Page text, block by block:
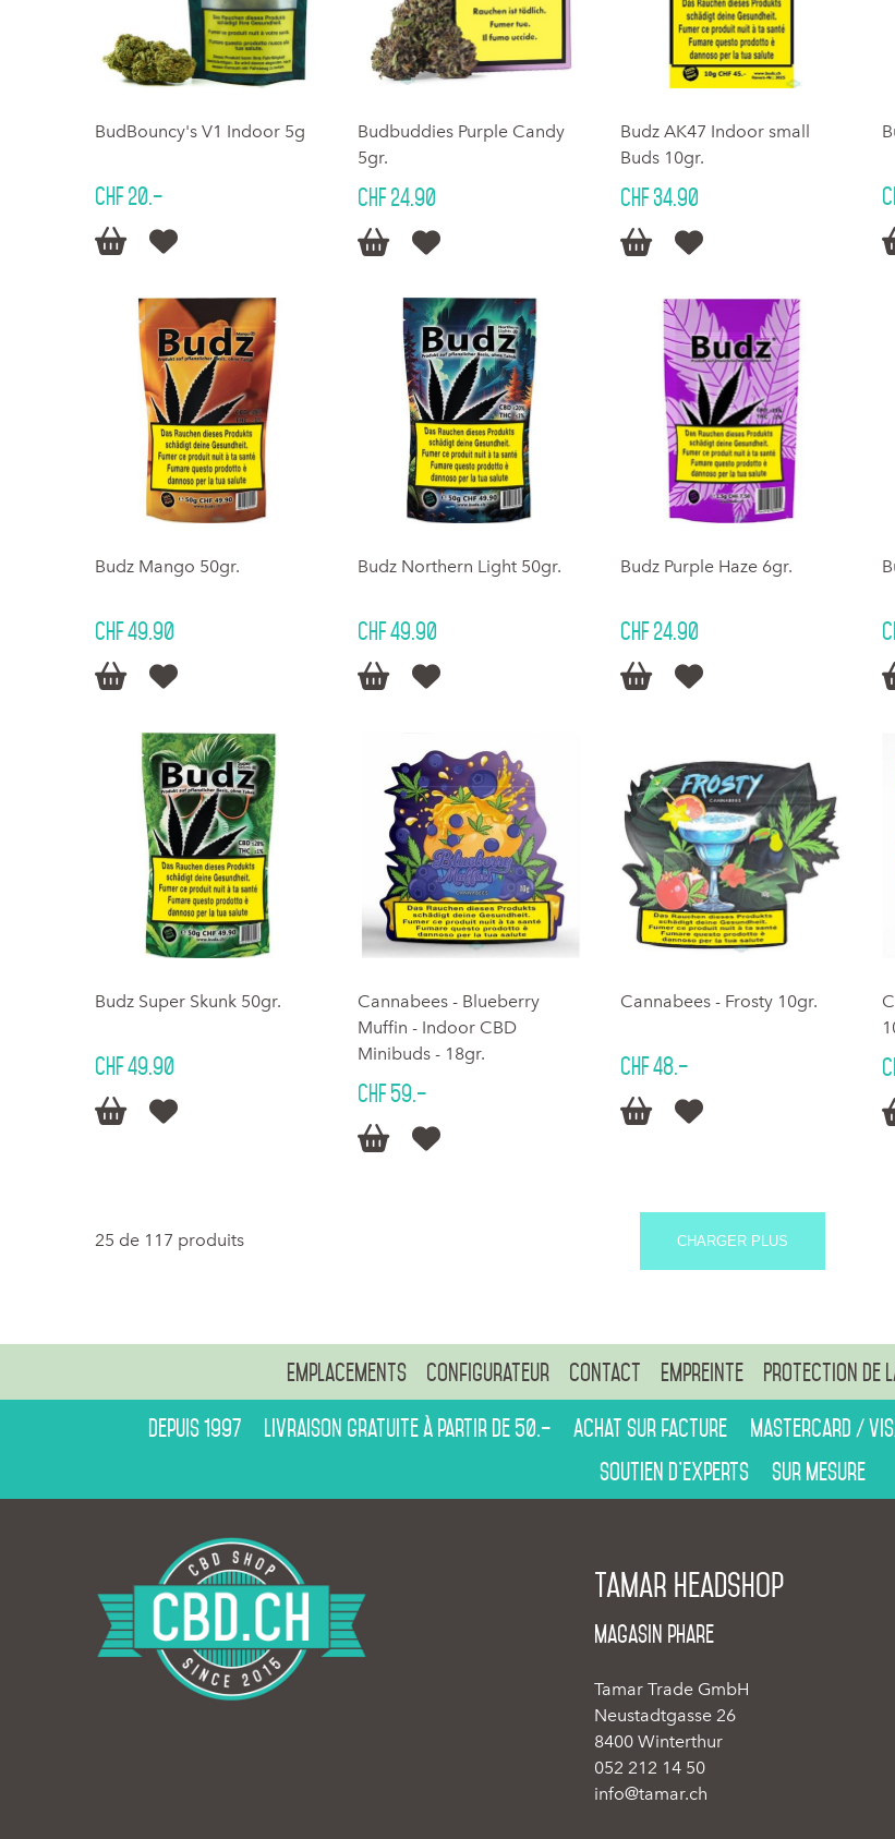
BudBouncy's V1 Indoor 5g
CHF 20.–
 
Budbuddies Purple Candy
5gr.
CHF 24.90
 
Budz AK47 Indoor small
Buds 10gr.
CHF 34.90
 
Budz Mango 50gr.
CHF 49.90
 
Budz Northern Light 50gr.
CHF 49.90
 
Budz Purple Haze 6gr.
CHF 24.90
 
Budz Super Skunk 50gr.
CHF 49.90
 
Cannabees - Blueberry
Muffin - Indoor CBD
Minibuds - 18gr.
CHF 59.–
 
Cannabees - Frosty 10gr.
CHF 48.–
 
25 de 117 produits CHARGER PLUS
Emplacements Configurateur Contact Empreinte Protection de
Depuis 1997 Livraison gratuite à partir de 50.– Achat sur facture Mastercard /
Soutien d’experts
Sur mesure
Tamar Headshop
Magasin phare
Tamar Trade GmbH
Neustadtgasse 26
8400 Winterthur
052 212 14 50
info@tamar.ch